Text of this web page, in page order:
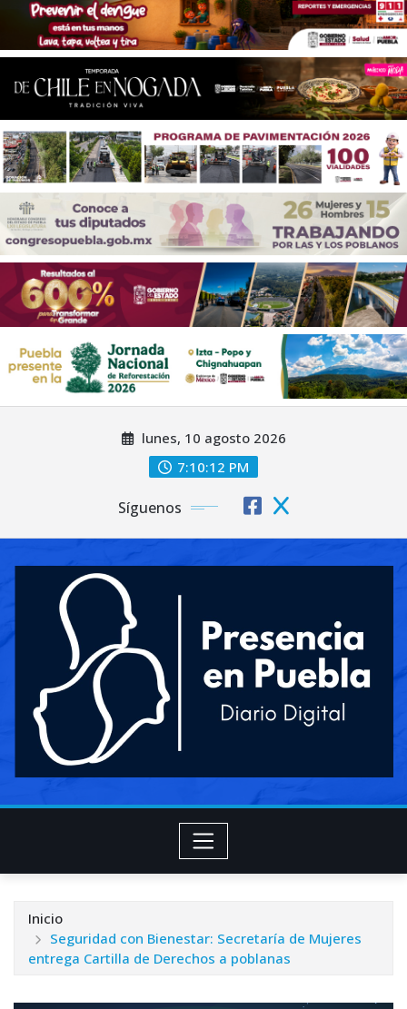
lunes, 10 agosto 2026
7:10:14 PM
Síguenos
Inicio
Seguridad con Bienestar: Secretaría de Mujeres
entrega Cartilla de Derechos a poblanas